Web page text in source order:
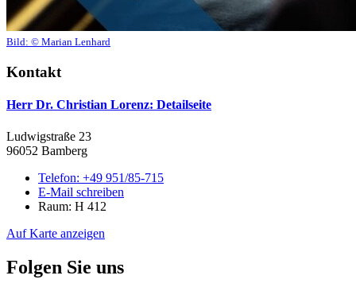
Bild: © Marian Lenhard
Kontakt
Herr Dr. Christian Lorenz: Detailseite
Ludwigstraße 23
96052 Bamberg
Telefon: +49 951/85-715
E-Mail schreiben
Raum: H 412
Auf Karte anzeigen
Folgen Sie uns